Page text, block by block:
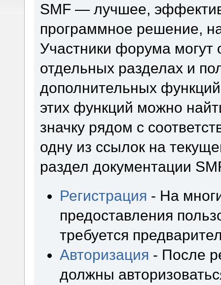
SMF — лучшее,
программное решение,
Участники форума
отдельных разделах и
дополнительных
этих функций можно
значку рядом с
одну из ссылок на
раздел документации
Регистрация - На
предоставления
требуется
Авторизация - После
должны